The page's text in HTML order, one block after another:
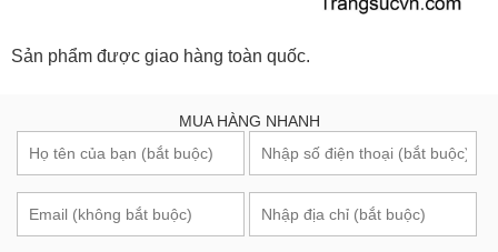
Sản phẩm được giao hàng toàn quốc.
MUA HÀNG NHANH